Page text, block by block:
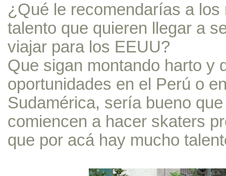
¿Qué le recomendarías a
talento que quieren llegar a
viajar para los EEUU?
Que sigan montando harto y
oportunidades en el Perú o
Sudamérica, sería bueno
comiencen a hacer skaters
que por acá hay mucho